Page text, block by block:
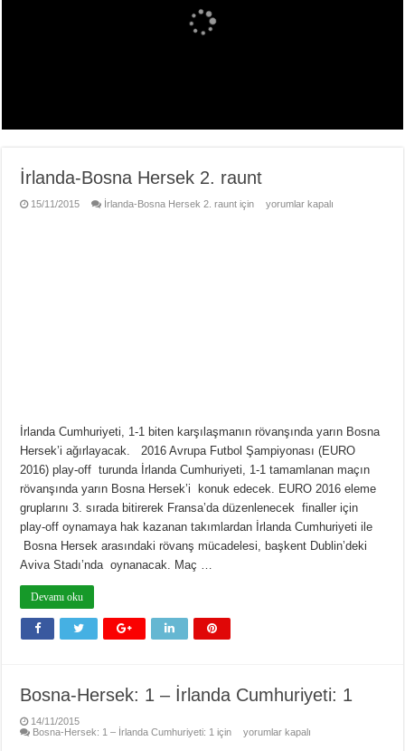
İrlanda-Bosna Hersek 2. raunt
15/11/2015 İrlanda-Bosna Hersek 2. raunt için yorumlar kapalı
İrlanda Cumhuriyeti, 1-1 biten karşılaşmanın rövanşında yarın Bosna
Hersek’i ağırlayacak. 2016 Avrupa Futbol Şampiyonası (EURO
2016) play-off turunda İrlanda Cumhuriyeti, 1-1 tamamlanan maçın
rövanşında yarın Bosna Hersek’i konuk edecek. EURO 2016 eleme
gruplarını 3. sırada bitirerek Fransa’da düzenlenecek finaller için
play-off oynamaya hak kazanan takımlardan İrlanda Cumhuriyeti ile
Bosna Hersek arasındaki rövanş mücadelesi, başkent Dublin’deki
Aviva Stadı’nda oynanacak. Maç …
Devamı oku
Bosna-Hersek: 1 – İrlanda Cumhuriyeti: 1
14/11/2015
Bosna-Hersek: 1 – İrlanda Cumhuriyeti: 1 için
yorumlar kapalı